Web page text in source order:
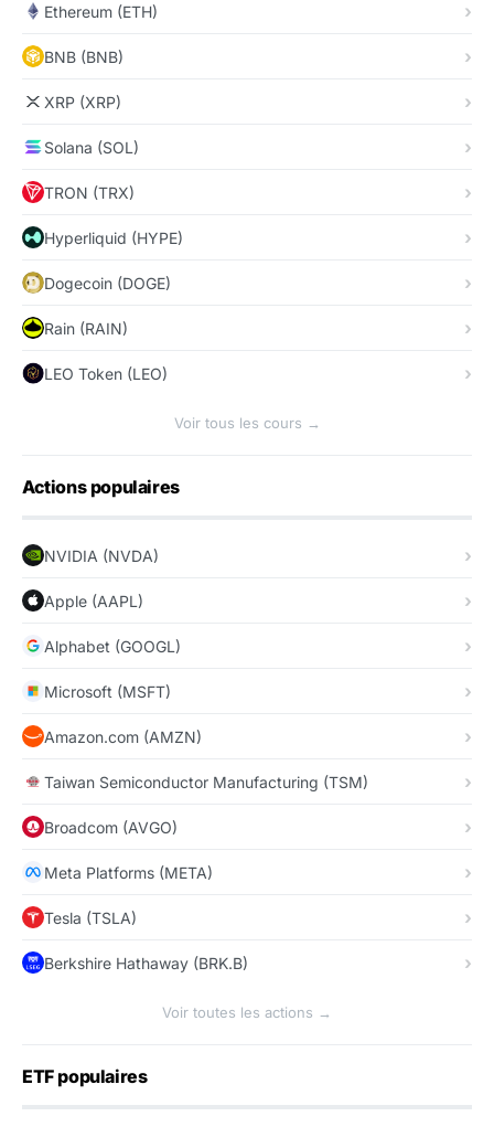
Ethereum (ETH)
BNB (BNB)
XRP (XRP)
Solana (SOL)
TRON (TRX)
Hyperliquid (HYPE)
Dogecoin (DOGE)
Rain (RAIN)
LEO Token (LEO)
Voir tous les cours →
Actions populaires
NVIDIA (NVDA)
Apple (AAPL)
Alphabet (GOOGL)
Microsoft (MSFT)
Amazon.com (AMZN)
Taiwan Semiconductor Manufacturing (TSM)
Broadcom (AVGO)
Meta Platforms (META)
Tesla (TSLA)
Berkshire Hathaway (BRK.B)
Voir toutes les actions →
ETF populaires